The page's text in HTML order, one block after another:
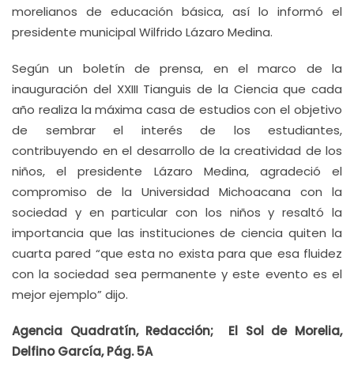
morelianos de educación básica, así lo informó el
presidente municipal Wilfrido Lázaro Medina.
Según un boletín de prensa, en el marco de la
inauguración del XXIII Tianguis de la Ciencia que cada
año realiza la máxima casa de estudios con el objetivo
de sembrar el interés de los estudiantes,
contribuyendo en el desarrollo de la creatividad de los
niños, el presidente Lázaro Medina, agradeció el
compromiso de la Universidad Michoacana con la
sociedad y en particular con los niños y resaltó la
importancia que las instituciones de ciencia quiten la
cuarta pared “que esta no exista para que esa fluidez
con la sociedad sea permanente y este evento es el
mejor ejemplo” dijo.
Agencia Quadratín, Redacción; El Sol de Morelia,
Delfino García, Pág. 5A